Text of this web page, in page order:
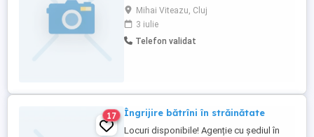
Dorin!Cerem și Oferim Seriozitate! Daca
cunoașteți pe cineva care este in
imposibilitatea de a se mai descurca
singur ori are probleme de sănătate și
Mihai Viteazu, Cluj
3 iulie
Telefon validat
17 Îngrijire bătrîni în străinătate
Locuri disponibile! Agenție cu şediul în